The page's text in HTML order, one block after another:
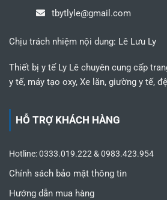
tbytlyle@gmail.com
Chịu trách nhiệm nội dung: Lê Lưu Ly
Thiết bị y tế Ly Lê chuyên cung cấp
y tế, máy tạo oxy, Xe lăn, giường y tế,
HỖ TRỢ KHÁCH HÀNG
Hotline: 0333.019.222 & 0983.423.954
Chính sách bảo mật thông tin
Hướng dẫn mua hàng